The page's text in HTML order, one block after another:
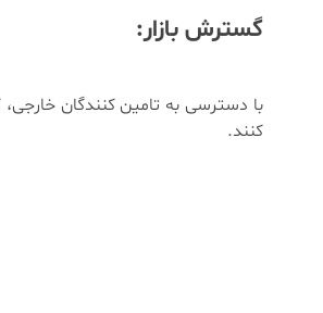
گسترش بازار:
با دسترسی به تامین کنندگان
کنند.